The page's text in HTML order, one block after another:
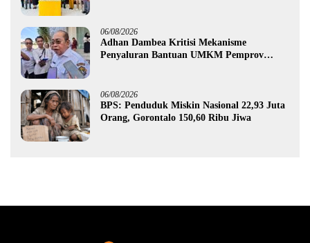
06/08/2026
Adhan Dambea Kritisi Mekanisme
Penyaluran Bantuan UMKM Pemprov
06/08/2026
BPS: Penduduk Miskin Nasional 22,93 Juta
Orang, Gorontalo 150,60 Ribu Jiwa